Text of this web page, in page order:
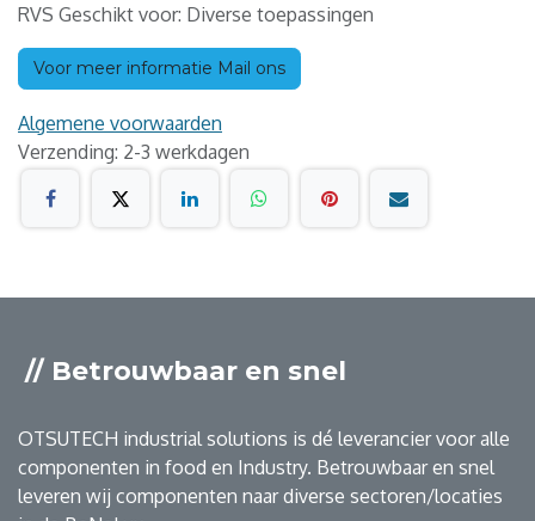
RVS Geschikt voor: Diverse toepassingen
Voor meer informatie Mail ons
Algemene voorwaarden
Verzending: 2-3 werkdagen
// Betrouwbaar en snel
OTSUTECH industrial solutions is dé leverancier voor alle
componenten in food en Industry. Betrouwbaar en snel
leveren wij componenten naar diverse sectoren/locaties